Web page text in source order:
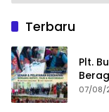
Terbaru
Plt.
07/08/